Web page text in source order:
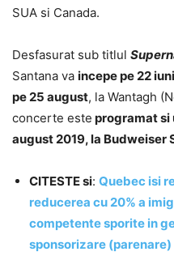
SUA si Canada.
Desfasurat sub titlul
Santana va incepe pe 22
pe 25 august, la Wantagh
concerte este programat si
august 2019, la Budweiser
CITESTE si: Quebec isi
reducerea cu 20% a
competente sporite in
sponsorizare (parenare)